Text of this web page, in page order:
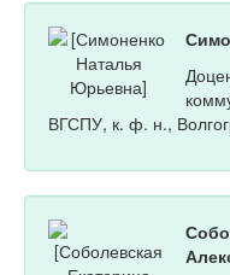
ВГСПУ, к. ф. н.,